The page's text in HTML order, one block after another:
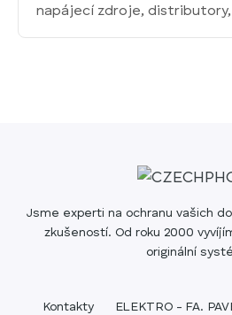
napájecí zdroje, distributory,
Jsme experti na ochranu vašich
zkušeností. Od roku 2000
originální
Kontakty ELEKTRO - FA.